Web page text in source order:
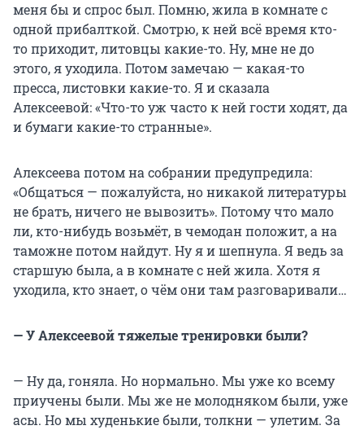
меня бы и спрос был. Помню, жила в комнате с
одной прибалткой. Смотрю, к ней всё время кто-
то приходит, литовцы какие-то. Ну, мне не до
этого, я уходила. Потом замечаю — какая-то
пресса, листовки какие-то. Я и сказала
Алексеевой: «Что-то уж часто к ней гости ходят, да
и бумаги какие-то странные».
Алексеева потом на собрании предупредила:
«Общаться — пожалуйста, но никакой литературы
не брать, ничего не вывозить». Потому что мало
ли, кто-нибудь возьмёт, в чемодан положит, а на
таможне потом найдут. Ну я и шепнула. Я ведь за
старшую была, а в комнате с ней жила. Хотя я
уходила, кто знает, о чём они там разговаривали…
— У Алексеевой тяжелые тренировки были?
— Ну да, гоняла. Но нормально. Мы уже ко всему
приучены были. Мы же не молодняком были, уже
асы. Но мы худенькие были, толкни — улетим. За